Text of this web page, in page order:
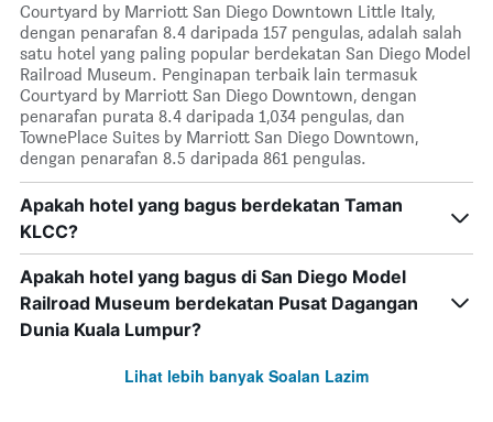
Courtyard by Marriott San Diego Downtown Little Italy,
dengan penarafan 8.4 daripada 157 pengulas, adalah salah
satu hotel yang paling popular berdekatan San Diego Model
Railroad Museum. Penginapan terbaik lain termasuk
Courtyard by Marriott San Diego Downtown, dengan
penarafan purata 8.4 daripada 1,034 pengulas, dan
TownePlace Suites by Marriott San Diego Downtown,
dengan penarafan 8.5 daripada 861 pengulas.
Apakah hotel yang bagus berdekatan Taman
KLCC?
Apakah hotel yang bagus di San Diego Model
Railroad Museum berdekatan Pusat Dagangan
Dunia Kuala Lumpur?
Lihat lebih banyak Soalan Lazim